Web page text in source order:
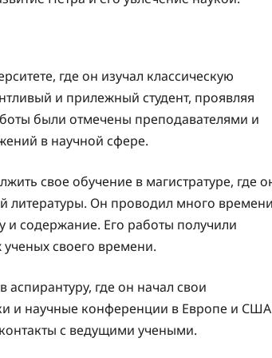
где он изучал классическую
и прилежный студент, проявляя
были отмечены преподавателями и
в научной сфере.
свое обучение в магистратуре, где
литературы. Он проводил много
и содержание. Его работы получили
своего времени.
где он начал свои
и научные конференции в Европе и США
с ведущими учеными.